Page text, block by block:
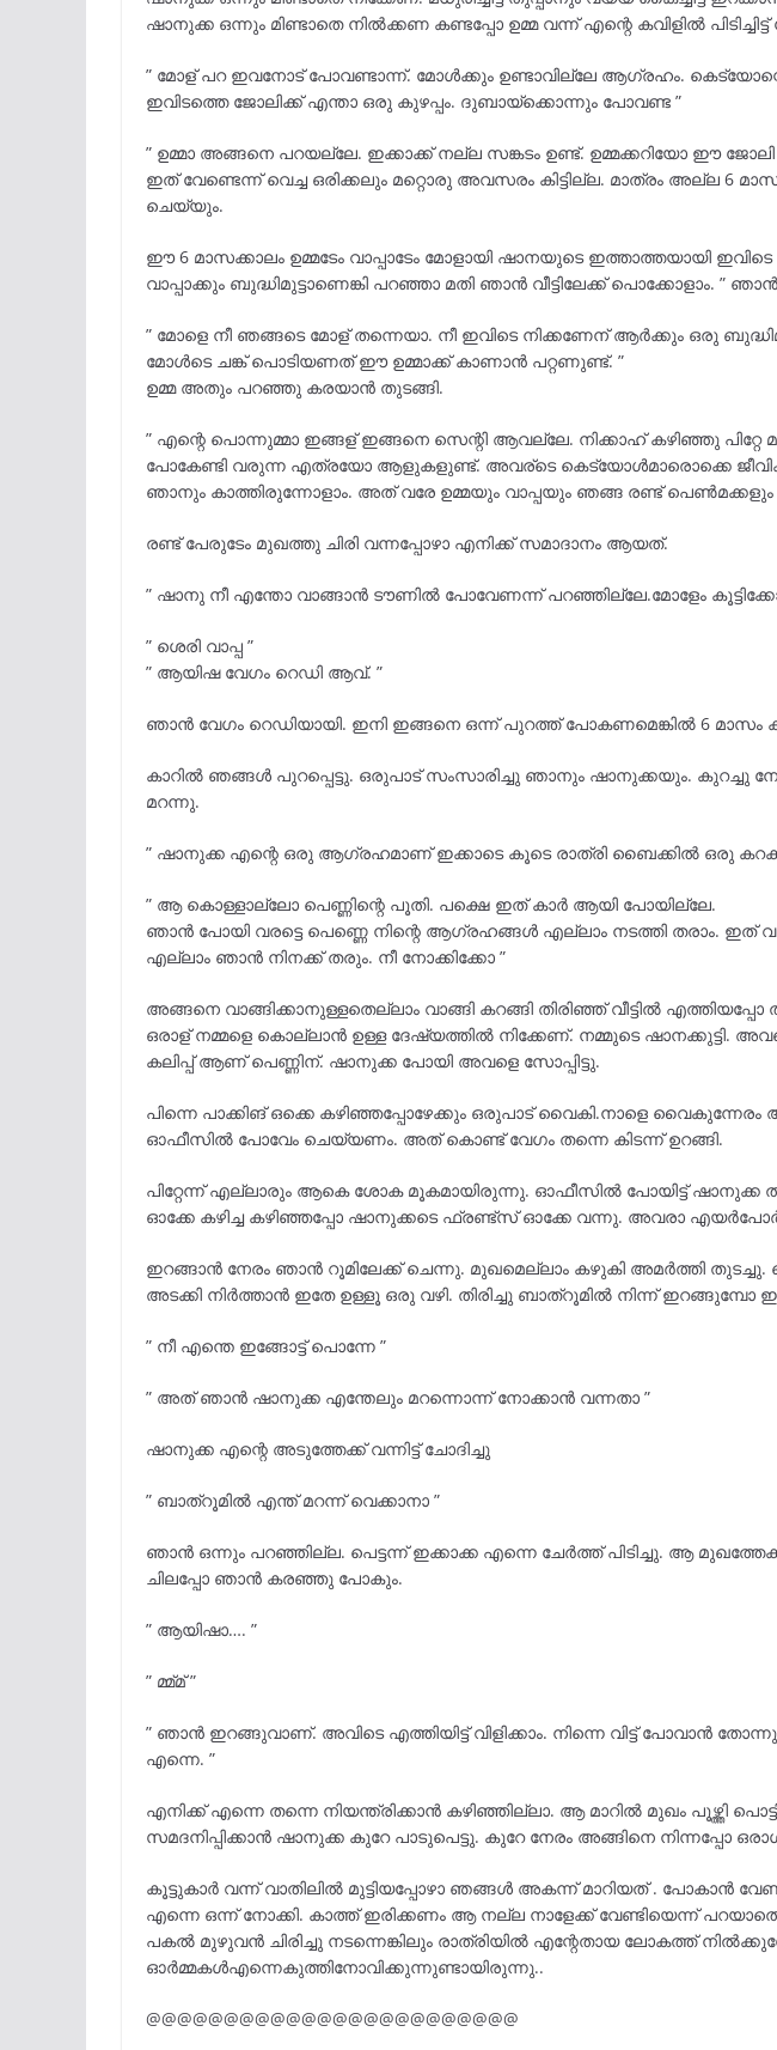
ഷാനുക്ക ഒന്നും മിണ്ടാതെ നിൽക്കണ കണ്ടപ്പോ ഉമ്മവന്ന് എന്റെ കവിളിൽ
” മോള് പറ ഇവനോട് പോവണ്ടാന്ന്. മോൾക്കും ഉണ്ടാവില്ലേ ആഗ്രഹം.
ഇവിടത്തെ ജോലിക്ക് എന്താ ഒരു കുഴപ്പം. ദുബായ്‌ക്കൊന്നും പോവണ്ട ”
” ഉമ്മ ാ അങ്ങനെ പറയല്ലേ. ഇക്കാക്ക് നല്ല സങ്കടം ഉണ്ട്. ഉമ്മക്കറിയോ ഈ
ഇത് വേണ്ടെന്ന് വെച്ച ഒരിക്കലും മറ്റൊരു അവസരം കിട്ടില്ല. മാത്രം അല്ല 6
ചെയ്യും.
ഈ 6 മാസക്കാലം ഉമ്മടേം വാപ്പാടേം മോളായി ഷാനയുടെ ഇത്താത്തയായി
വാപ്പാക്കും ബുദ്ധിമുട്ടാണെങ്കി പറഞ്ഞാ മതി ഞാൻ വീട്ടിലേക്ക് പൊക്കോളാം. ”
” മോളെ നീ ഞങ്ങടെ മോള് തന്നെയാ. നീ ഇവിടെ നിക്കണേന് ആർക്കും ഒരു
മോൾടെ ചങ്ക് പൊടിയണത് ഈ ഉമ്മാക്ക് കാണാൻ പറ്റണുണ്ട്. ”
ഉമ്മഅതും പറഞ്ഞു കരയാൻ തുടങ്ങി.
” എന്റെ പൊന്നുമ്മാ ഇങ്ങള് ഇങ്ങനെ സെന്റി ആവല്ലേ. നിക്കാഹ് കഴിഞ്ഞു പിറ്റേ
പോകേണ്ടി വരുന്ന എത്രയോ ആളുകളുണ്ട്. അവര്ടെ കെട്യോൾമാരൊക്കെ
ഞാനും കാത്തിരുന്നോളാം. അത് വരേ ഉമ്മയും വാപ്പയും ഞങ്ങ രണ്ട് പെൺമക്കളും
രണ്ട് പേരുടേം മുഖത്തു ചിരി വന്നപ്പോഴാ എനിക്ക് സമാദാനം ആയത്.
” ഷാനു നീ എന്തോ വാങ്ങാൻ ടൗണിൽ പോവേണന്ന് പറഞ്ഞില്ലേ.മോളേം കൂട്ടിക്കോ
” ശെരി വാപ്പ ”
” ആയിഷ വേഗം റെഡി ആവ്. ”
ഞാൻ വേഗം റെഡിയായി. ഇനി ഇങ്ങനെ ഒന്ന് പുറത്ത് പോകണമെങ്കിൽ 6 മാസം
കാറിൽ ഞങ്ങൾ പുറപ്പെട്ടു. ഒരുപാട് സംസാരിച്ചു ഞാനും ഷാനുക്കയും. കുറച്ചു
മറന്നു.
” ഷാനുക്ക എന്റെ ഒരു ആഗ്രഹമാണ് ഇക്കാടെ കൂടെ രാത്രി ബൈക്കിൽ ഒരു
” ആ കൊള്ളാല്ലോ പെണ്ണിന്റെ പൂതി. പക്ഷെ ഇത് കാർ ആയി പോയില്ലേ.
ഞാൻ പോയി വരട്ടെ പെണ്ണെ നിന്റെ ആഗ്രഹങ്ങൾ എല്ലാം നടത്തി തരാം. ഇത്
എല്ലാം ഞാൻ നിനക്ക് തരും. നീ നോക്കിക്കോ ”
അങ്ങനെ വാങ്ങിക്കാനുള്ളതെല്ലാം വാങ്ങി കറങ്ങി തിരിഞ്ഞ് വീട്ടിൽ
ഒരാള് നമ്മളെ കൊല്ലാൻ ഉള്ള ദേഷ്യത്തിൽ നിക്കേണ്. നമ്മുടെ ഷാനക്കുട്ടി.
കലിപ്പ് ആണ് പെണ്ണിന്. ഷാനുക്ക പോയി അവളെ സോപ്പിട്ടു.
പിന്നെ പാക്കിങ് ഒക്കെ കഴിഞ്ഞപ്പോഴേക്കും ഒരുപാട് വൈകി.നാളെ
ഓഫീസിൽ പോവേം ചെയ്യണം. അത് കൊണ്ട് വേഗം തന്നെ കിടന്ന് ഉറങ്ങി.
പിറ്റേന്ന് എല്ലാരും ആകെ ശോക മൂകമായിരുന്നു. ഓഫീസിൽ പോയിട്ട് ഷാനുക്ക
ഓക്കേ കഴിച്ച കഴിഞ്ഞപ്പോ ഷാനുക്കടെ ഫ്രണ്ട്സ് ഓക്കേ വന്നു. അവരാ
ഇറങ്ങാൻ നേരം ഞാൻ റൂമിലേക്ക് ചെന്നു. മുഖമെല്ലാം കഴുകി അമർത്തി
അടക്കി നിർത്താൻ ഇതേ ഉള്ളൂ ഒരു വഴി. തിരിച്ചു ബാത്‌റൂമിൽ നിന്ന് ഇറങ്ങുമ്പോ
” നീ എന്തെ ഇങ്ങോട്ട് പൊന്നേ ”
” അത് ഞാൻ ഷാനുക്ക എന്തേലും മറന്നൊന്ന് നോക്കാൻ വന്നതാ ”
ഷാനുക്ക എന്റെ അടുത്തേക്ക് വന്നിട്ട് ചോദിച്ചു
” ബാത്‌റൂമിൽ എന്ത് മറന്ന് വെക്കാനാ ”
ഞാൻ ഒന്നും പറഞ്ഞില്ല. പെട്ടന്ന് ഇക്കാക്ക എന്നെ ചേർത്ത് പിടിച്ചു. ആ
ചിലപ്പോ ഞാൻ കരഞ്ഞു പോകും.
” ആയിഷാ…. ”
” മ്മ്മ് ”
” ഞാൻ ഇറങ്ങുവാണ്. അവിടെ എത്തിയിട്ട് വിളിക്കാം. നിന്നെ വിട്ട് പോവാൻ
എന്നെ. ”
എനിക്ക് എന്നെ തന്നെ നിയന്ത്രിക്കാൻ കഴിഞ്ഞില്ലാ. ആ മാറിൽ മുഖം പൂഴ്ത്തി
സമദനിപ്പിക്കാൻ ഷാനുക്ക കുറേ പാടുപെട്ടു. കുറേ നേരം അങ്ങിനെ നിന്നപ്പോ
കൂട്ടുകാർ വന്ന് വാതിലിൽ മുട്ടിയപ്പോഴാ ഞങ്ങൾ അകന്ന് മാറിയത് . പോകാൻ
എന്നെ ഒന്ന് നോക്കി. കാത്ത് ഇരിക്കണം ആ നല്ല നാളേക്ക് വേണ്ടിയെന്ന്
പകൽ മുഴുവൻ ചിരിച്ചു നടന്നെങ്കിലും രാത്രിയിൽ എന്റേതായ ലോകത്ത്
ഓർമ്മകൾഎന്നെകുത്തിനോവിക്കുന്നുണ്ടായിരുന്നു..
@@@@@@@@@@@@@@@@@@@@@@@@